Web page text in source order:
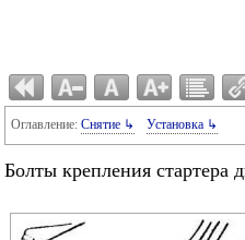
Оглавление: Снятие ↳ Установка ↳
Болты крепления стартера